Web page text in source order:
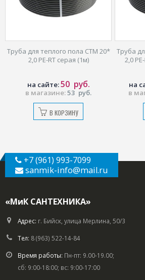
CTM 20*
Труба для теплого пола CTM 16*
2,0 PE-RT серая (бухта500м)
в магазине: руб.
на сайте:17 100 руб.
+7 (961) 993-7099
sanmik-info@mail.ru
«МиК САНТЕХНИКА»
Адрес: г. Бийск, улица Мерлина, 50/3
Тел: 8 (963) 522-14-84
Время работы: Пн-пт: 9.00-19.00;
сб: 9:00-18:00; вс: 9:00-17:00